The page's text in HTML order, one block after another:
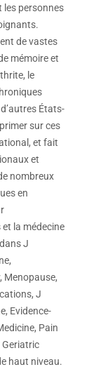
les personnes
de vastes
mémoire et
le
États-
sur ces
et fait
et
nombreux
en
et la médecine
J
Menopause,
J
Evidence-
Pain
Geriatric
haut niveau.